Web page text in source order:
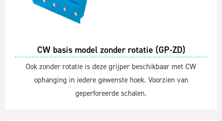
CW basis model zonder rotatie (GP-ZD)
Ook zonder rotatie is deze grijper beschikbaar met CW
ophanging in iedere gewenste hoek. Voorzien van
geperforeerde schalen.